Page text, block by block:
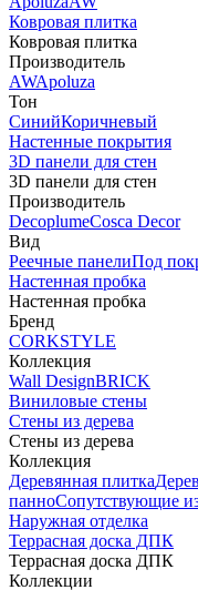
Ковровая плитка
Ковровая плитка
Производитель
AWApoluza
Тон
СинийКоричневый
Настенные покрытия
3D панели для стен
3D панели для стен
Производитель
DecoplumeCosca Decor
Вид
Реечные панелиПод
Настенная пробка
Настенная пробка
Бренд
CORKSTYLE
Коллекция
Wall DesignBRICK
Виниловые стены
Стены из дерева
Стены из дерева
Коллекция
Деревянная плитка
панноСопутствующие
Наружная отделка
Террасная доска ДПК
Террасная доска ДПК
Коллекции